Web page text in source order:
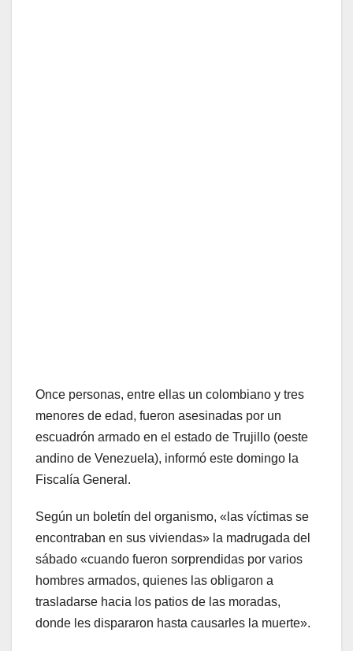
Once personas, entre ellas un colombiano y tres
menores de edad, fueron asesinadas por un
escuadrón armado en el estado de Trujillo (oeste
andino de Venezuela), informó este domingo la
Fiscalía General.
Según un boletín del organismo, «las víctimas se
encontraban en sus viviendas» la madrugada del
sábado «cuando fueron sorprendidas por varios
hombres armados, quienes las obligaron a
trasladarse hacia los patios de las moradas,
donde les dispararon hasta causarles la muerte».